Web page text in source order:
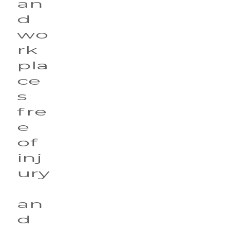
an
d
wo
rk
pla
ce
s
fre
e
of
inj
ury
an
d